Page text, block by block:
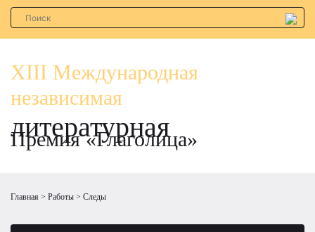
XIII Международная
независимая
литературная
Премия «Глаголица»
Главная Работы Следы